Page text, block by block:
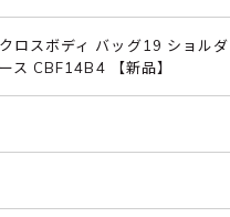
ロスボディ バッグ19 ショル
ス CBF14B4 【新品】